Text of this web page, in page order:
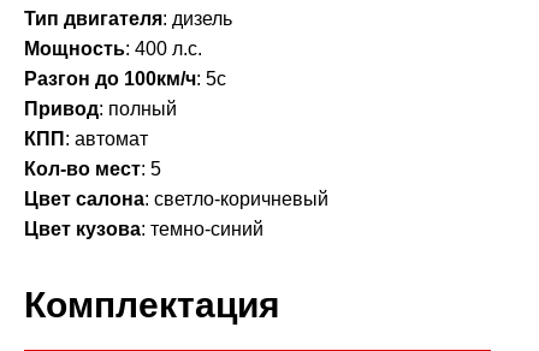
Тип двигателя: дизель
Мощность: 400 л.с.
Разгон до 100км/ч: 5с
Привод: полный
КПП : автомат
Кол-во мест: 5
Цвет салона: светло-коричневый
Цвет кузова: темно-синий
Комплектация